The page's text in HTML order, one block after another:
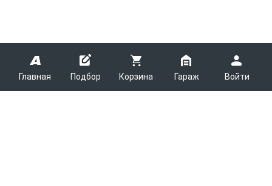
Главная Подбор Корзина Гараж Войти